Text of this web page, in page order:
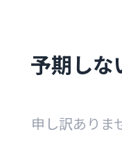
予期しな
申し訳ありま